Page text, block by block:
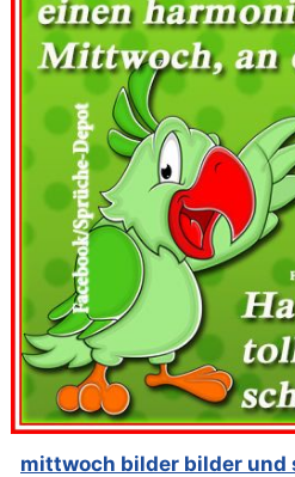
mittwoch bilder bilder und